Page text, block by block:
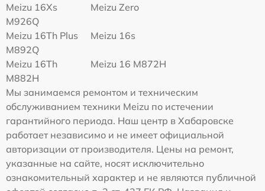
Meizu 16Xs
M926Q
Meizu Zero
Meizu 16Th Plus
M892Q
Meizu 16s
Meizu 16Th
M882H
Meizu 16 M872H
Мы занимаемся ремонтом и техническим
обслуживанием техники Meizu по истечении
гарантийного периода. Наш центр в Хабаровске
работает независимо и не имеет официальной
авторизации от производителя. Цены на ремонт,
указанные на сайте, носят исключительно
ознакомительный характер и не являются публичной